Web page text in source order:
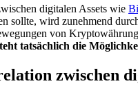
digitalen Assets wie
sollte, wird zunehmend
von
tatsächlich die
zwischen